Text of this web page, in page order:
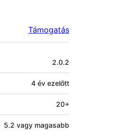
Támogatás
2.0.2
4 év ezelőtt
20+
5.2 vagy magasabb